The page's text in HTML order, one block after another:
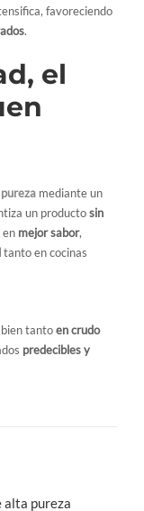
favoreciendo
.
el
mediante un
un productosin
en mejor sabor,
tanto en cocinas
tantoen crudo
predecibles y
alta pureza